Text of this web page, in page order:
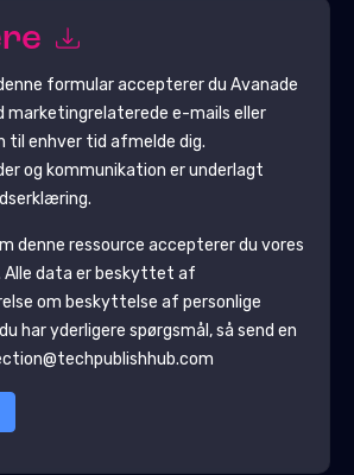
formular accepterer du Avanade
marketingrelaterede e-mails eller
til enhver tid afmelde dig.
og kommunikation er underlagt
denne ressource accepterer du vores
Alle data er beskyttet af
om beskyttelse af personlige
har yderligere spørgsmål, så send en